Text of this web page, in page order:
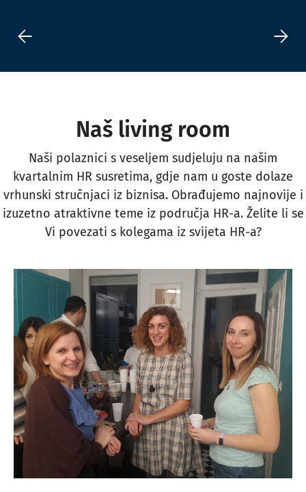
Naš living room
Naši polaznici s veseljem sudjeluju na našim
kvartalnim HR susretima, gdje nam u goste dolaze
vrhunski stručnjaci iz biznisa. Obrađujemo najnovije i
izuzetno atraktivne teme iz područja HR-a. Želite li se
Vi povezati s kolegama iz svijeta HR-a?